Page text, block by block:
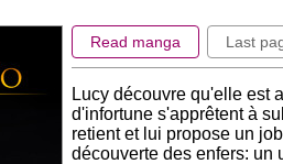
Read manga Last
Lucy découvre qu'elle est
d'infortune s'apprêtent à
retient et lui propose un
découverte des enfers: un